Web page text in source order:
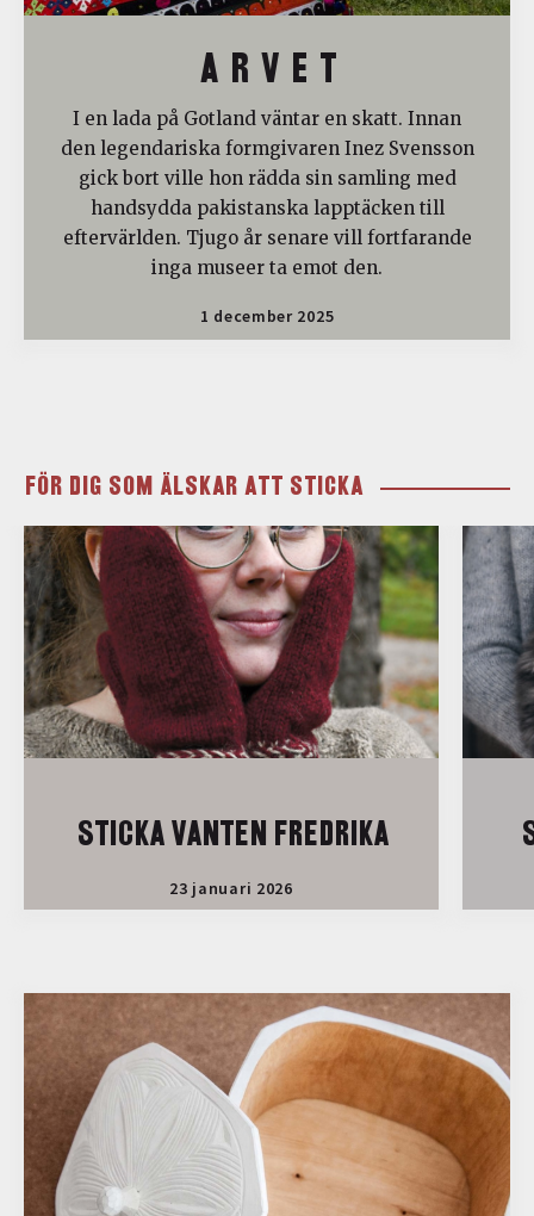
A R V E T
I en lada på Gotland väntar en skatt. Innan
den legendariska formgivaren Inez Svensson
gick bort ville hon rädda sin samling med
handsydda pakistanska lapptäcken till
eftervärlden. Tjugo år senare vill fortfarande
inga museer ta emot den.
1 december 2025
FÖR DIG SOM ÄLSKAR ATT STICKA
STICKA VANTEN FREDRIKA
23 januari 2026